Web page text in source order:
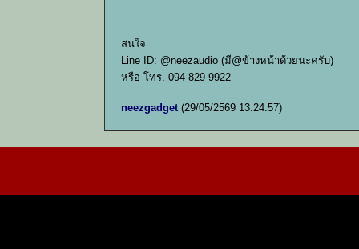
สนใจ
Line ID: @neezaudio (มี@ข้างหน้าด้วยนะครับ)
หรือ โทร. 094-829-9922
neezgadget (29/05/2569 13:24:57)